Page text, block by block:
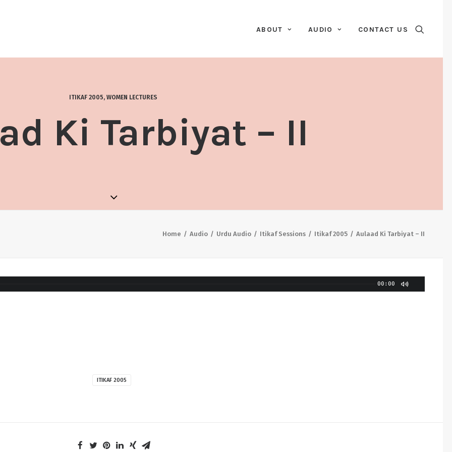
ABOUT AUDIO CONTACT US
ITIKAF 2005, WOMEN LECTURES
Ki Tarbiyat – II
Home Audio Urdu Audio Itikaf Sessions Itikaf 2005 Aulaad Ki Tarbiyat – II
00:00
ITIKAF 2005